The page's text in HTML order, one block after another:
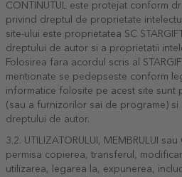
CONTINUTUL este protejat conform
privind dreptul de proprietate
site-ului este proprietatea SC
dreptului de autor si a proprietatii
Folosirea fara acordul scris al
mentionate se pedepseste conform
informatice folosite pe acest site sunt
(sau a furnizorilor sai de programe)
dreptului de autor.
3.2. UTILIZATORULUI, MEMBRULUI
permisa copierea, transferul,
utilizarea, legarea la, expunerea,